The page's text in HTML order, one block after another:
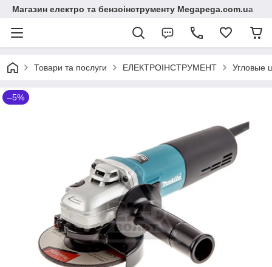
Магазин електро та бензоінструменту Megapega.com.ua
Товари та послуги ЕЛЕКТРОІНСТРУМЕНТ Угловые
–5%